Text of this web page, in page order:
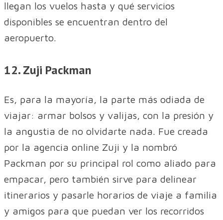
llegan los vuelos hasta y qué servicios
disponibles se encuentran dentro del
aeropuerto.
12. Zuji Packman
Es, para la mayoría, la parte más odiada de
viajar: armar bolsos y valijas, con la presión y
la angustia de no olvidarte nada. Fue creada
por la agencia online Zuji y la nombró
Packman por su principal rol como aliado para
empacar, pero también sirve para delinear
itinerarios y pasarle horarios de viaje a familia
y amigos para que puedan ver los recorridos